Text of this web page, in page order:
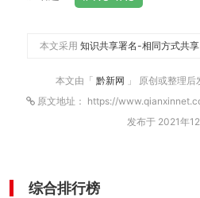
本文采用 知识共享署名-相同方式共
本文由「 黔新网 」 原创或整理后
原文地址： https://
发布于 2021年
综合排行榜